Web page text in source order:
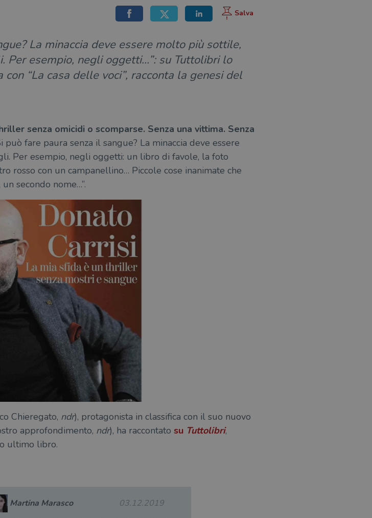
La minaccia deve essere molto più sottile,
Per esempio, negli oggetti…”: su Tuttolibri lo
“La casa delle voci”, racconta la genesi del
senza omicidi o scomparse. Senza una vittima. Senza
fare paura senza il sangue? La minaccia deve essere
Per esempio, negli oggetti: un libro di favole, la foto
rosso con un campanellino… Piccole cose inanimate che
secondo nome…”.
Chieregato, ndr), protagonista in classifica con il suo nuovo
approfondimento, ndr), ha raccontato su Tuttolibri,
ultimo libro.
Martina Marasco 03.12.2019